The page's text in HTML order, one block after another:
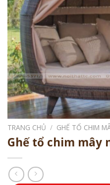
TRANG CHỦ / GHẾ TỔ CHIM
Ghế tổ chim mây